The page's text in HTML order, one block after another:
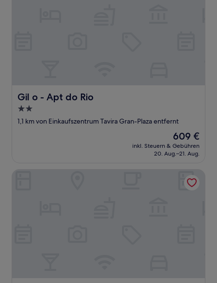
Gil o - Apt do Rio
Gil o - Apt do Rio
2.0-
Sterne-
1,1 km von Einkaufszentrum Tavira Gran-Plaza entfernt
Der
Preis
beträgt
609 €
inkl. Steuern & Gebühren
20. Aug.–21. Aug.